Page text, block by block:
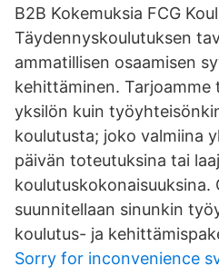
B2B Kokemuksia FCG
Täydennyskoulutuksen
ammatillisen osaamisen
kehittäminen. Tarjoamme
yksilön kuin
koulutusta; joko valmiina
päivän toteutuksina tai
suunnitellaan sinunkin
koulutus- ja
Sorry for inconvenience